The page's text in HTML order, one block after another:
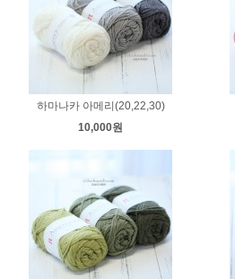
하마나카 아메리(20,22,30)
10,000원